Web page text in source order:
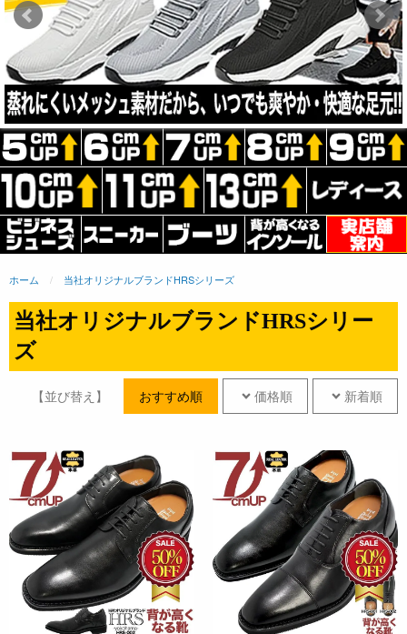
ホーム 当社オリジナルブランドHRSシリーズ
当社オリジナルブランドHRSシリー
ズ
【並び替え】 おすすめ順 価格順 新着順